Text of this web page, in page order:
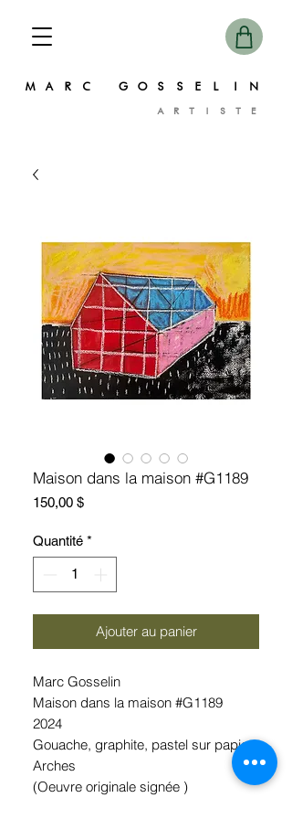
MARC GOSSELIN
ARTISTE
Maison dans la maison #G1189
150,00 $Prix
Quantité *
Ajouter au panier
Marc Gosselin
Maison dans la maison #G1189
2024
Gouache, graphite, pastel sur papier
Arches
(Oeuvre originale signée )